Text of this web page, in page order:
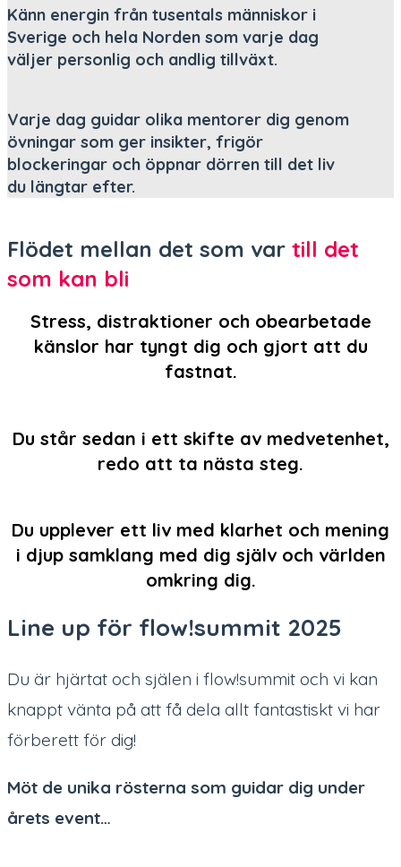
Känn energin från tusentals människor i
Sverige och hela Norden som varje dag
väljer personlig och andlig tillväxt.
Varje dag guidar olika mentorer dig genom
övningar som ger insikter, frigör
blockeringar och öppnar dörren till det liv
du längtar efter.
Flödet mellan det som var till det
som kan bli

Stress, distraktioner och obearbetade
känslor har tyngt dig och gjort att du
fastnat.
Du står sedan i ett skifte av medvetenhet,
redo att ta nästa steg.
Du upplever ett liv med klarhet och mening
i djup samklang med dig själv och världen
omkring dig.
Line up för flow!summit 2025
Du är hjärtat och själen i flow!summit och vi kan
knappt vänta på att få dela allt fantastiskt vi har
förberett för dig!
Möt de unika rösterna som guidar dig under
årets event…